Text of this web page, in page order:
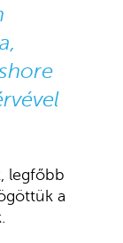
legfőbb
a